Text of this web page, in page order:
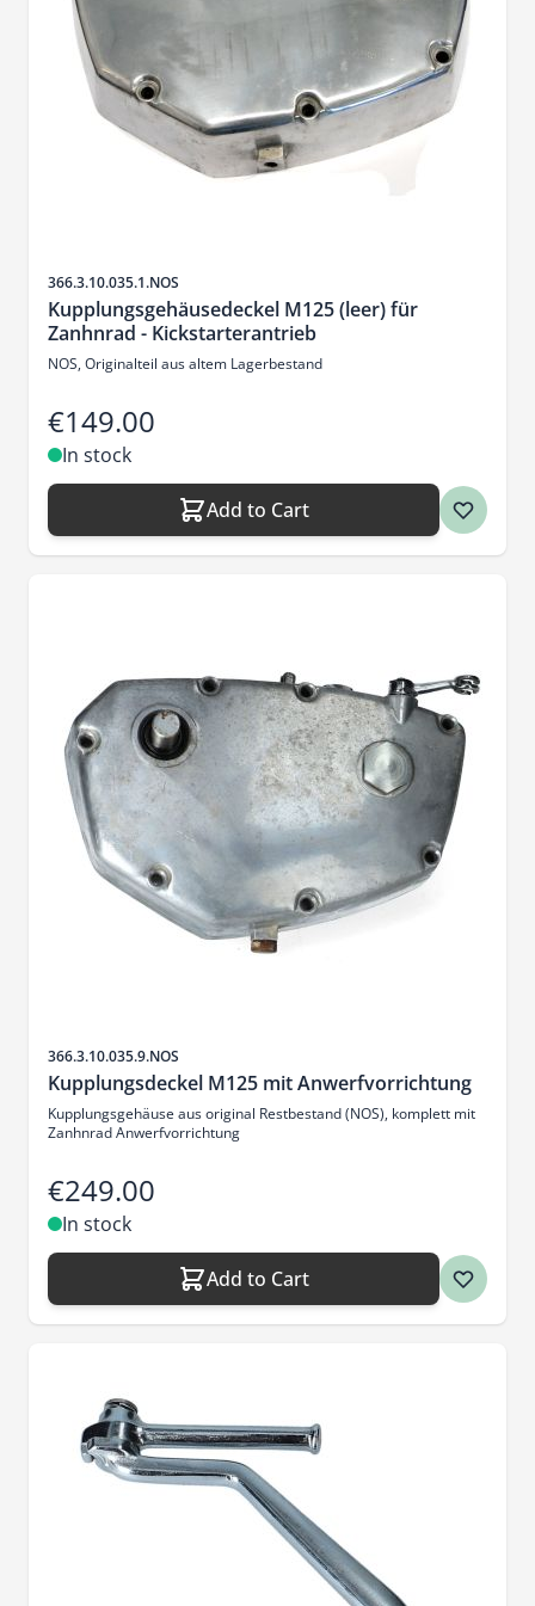
Sku
366.3.10.035.1.NOS
Kupplungsgehäusedeckel M125 (leer) für
Zanhnrad - Kickstarterantrieb
NOS, Originalteil aus altem Lagerbestand
€149.00
In stock
Add to Cart
Sku
366.3.10.035.9.NOS
Kupplungsdeckel M125 mit Anwerfvorrichtung
Kupplungsgehäuse aus original Restbestand (NOS), komplett mit
Zanhnrad Anwerfvorrichtung
€249.00
In stock
Add to Cart